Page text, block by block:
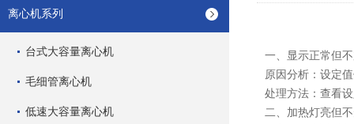
离心机系列
台式大容量离心机
毛细管离心机
低速大容量离心机
一、显示正常但
原因分析：设定
处理方法：查看
二、加热灯亮但